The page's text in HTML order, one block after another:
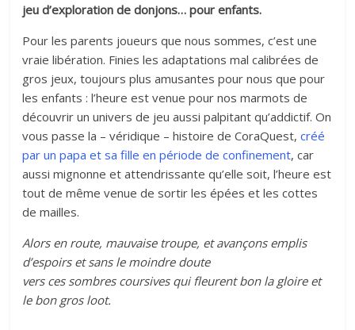
jeu d’exploration de donjons… pour enfants.
Pour les parents joueurs que nous sommes, c’est une
vraie libération. Finies les adaptations mal calibrées de
gros jeux, toujours plus amusantes pour nous que pour
les enfants : l’heure est venue pour nos marmots de
découvrir un univers de jeu aussi palpitant qu’addictif. On
vous passe la – véridique – histoire de CoraQuest,créé
par un papa et sa fille en période de confinement, car
aussi mignonne et attendrissante qu’elle soit, l’heure est
tout de même venue de sortir les épées et les cottes
de mailles.
Alors en route, mauvaise troupe, et avançons emplis
d’espoirs et sans le moindre doute
vers ces sombres coursives qui fleurent bon la gloire et
le bon gros loot.